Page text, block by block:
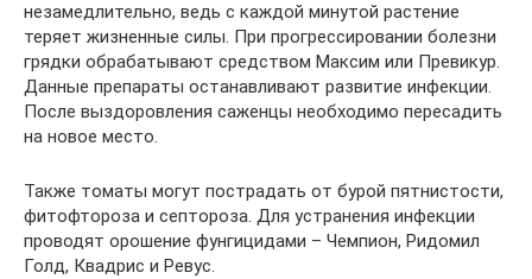
незамедлительно, ведь с каждой минутой растение
теряет жизненные силы. При прогрессировании болезни
грядки обрабатывают средством Максим или Превикур.
Данные препараты останавливают развитие инфекции.
После выздоровления саженцы необходимо пересадить
на новое место.
Также томаты могут пострадать от бурой пятнистости,
фитофтороза и септороза. Для устранения инфекции
проводят орошение фунгицидами – Чемпион, Ридомил
Голд, Квадрис и Ревус.